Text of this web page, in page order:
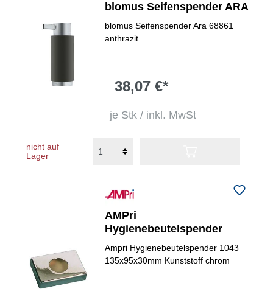
blomus Seifenspender ARA
blomus Seifenspender Ara 68861
anthrazit
38,07 €*
je Stk / inkl. MwSt
nicht auf
Lager
AMPri
Hygienebeutelspender
Ampri Hygienebeutelspender 1043
135x95x30mm Kunststoff chrom